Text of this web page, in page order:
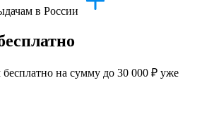
в России
на сумму до 30 000 ₽ уже